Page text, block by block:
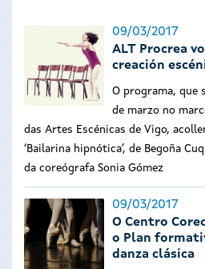
aquí
09/03/2017
ALT Procrea
creación
O programa, que
de marzo no
das Artes Escénicas de Vigo,
‘Bailarina hipnótica’, de Begoña
da coreógrafa Sonia Gómez
09/03/2017
O Centro
o Plan
danza clásica